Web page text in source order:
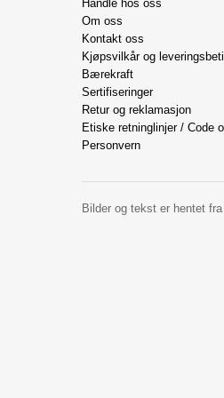
Handle hos oss
Om oss
Kontakt oss
Kjøpsvilkår og
Bærekraft
Sertifiseringer
Retur og reklamasjon
Etiske retninglinjer / Code
Personvern
Bilder og tekst er hentet fra